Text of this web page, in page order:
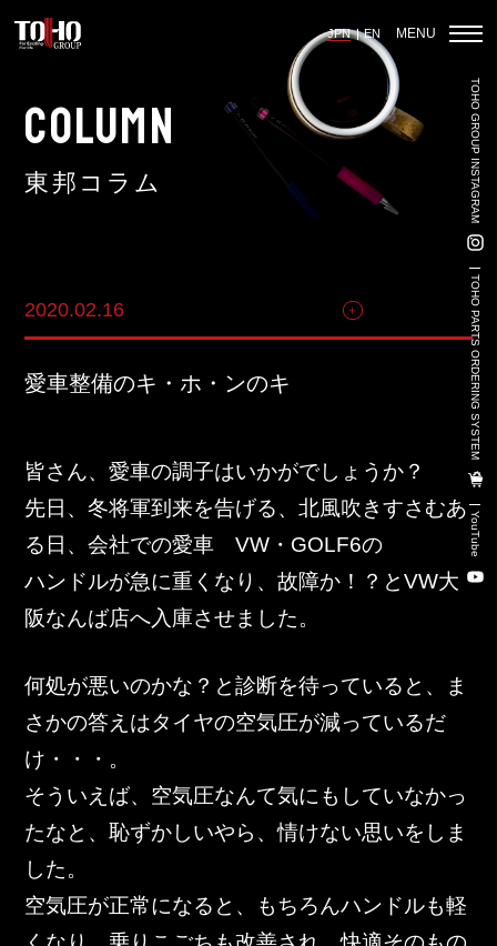
JPN EN MENU
中古車販売事業
輸出入事業
新卒・キャリア採用コンサルティング事業
人材紹介事業
DX事業
株式会社 東邦ホールディングス
株式会社 東邦アウトフロイデ
株式会社 ワールドパーツ
株式会社 ソナティック
TOHO GROUP INSTAGRAM
TOHO PARTS ORDERING SYSTEM
YouTube
COLUMN
東邦コラム
2020.02.16 自動車関連
愛車整備のキ・ホ・ンのキ
皆さん、愛車の調子はいかがでしょうか？
先日、冬将軍到来を告げる、北風吹きすさむあ
る日、会社での愛車　VW・GOLF6の
ハンドルが急に重くなり、故障か！？とVW大
阪なんば店へ入庫させました。
何処が悪いのかな？と診断を待っていると、ま
さかの答えはタイヤの空気圧が減っているだ
け・・・。
そういえば、空気圧なんて気にもしていなかっ
たなと、恥ずかしいやら、情けない思いをしま
した。
空気圧が正常になると、もちろんハンドルも軽